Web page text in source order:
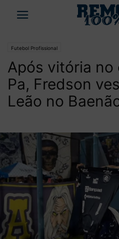
Futebol Profissional
Após vitória no
Pa, Fredson
Leão no